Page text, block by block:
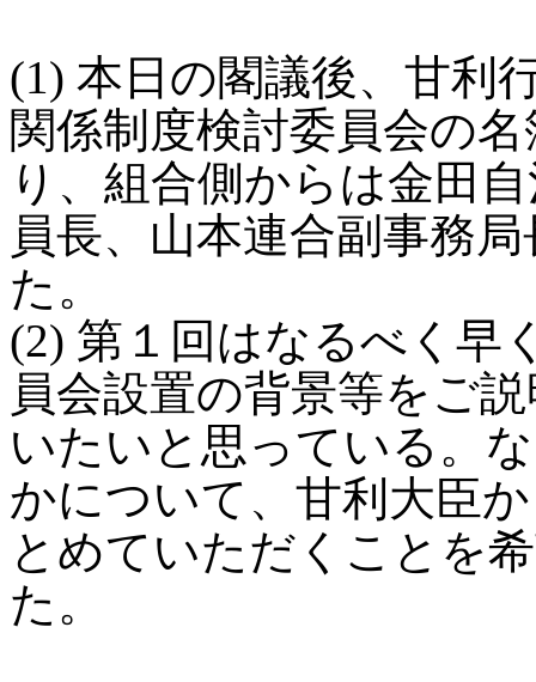
(1) 本日の閣議後、甘利
関係制度検討委員会の
り、組合側からは金田
員長、山本連合副事務
た。
(2) 第１回はなるべく早
員会設置の背景等をご
いたいと思っている。
かについて、甘利大臣
とめていただくことを
た。